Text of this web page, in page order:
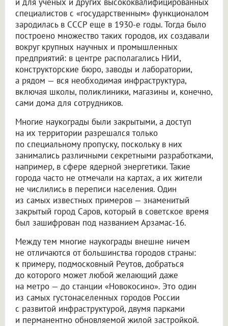
специалистов с «государственным» функционалом
зародилась в СССР еще в 1930-е годы. Тогда было
построено множество таких городов, их создавали
вокруг крупных научных и промышленных
предприятий: в центре располагались НИИ,
конструкторские бюро, заводы и лаборатории,
а рядом — вся необходимая инфраструктура,
включая школы, поликлиники, магазины и, конечно,
сами дома для сотрудников.
Многие наукограды были закрытыми, а доступ
на их территории разрешался только
по специальному пропуску, поскольку в них
занимались различными секретными разработками,
например, в сфере ядерной энергетики. Такие
города часто не отмечали на картах, а их жители
не числились в переписи населения. Один
из самых известных примеров — знаменитый
закрытый город Саров, который в советское время
был зашифрован под названием Арзамас-16.
Между тем многие наукограды внешне ничем
не отличаются от большинства городов страны:
к примеру, подмосковный Реутов, добраться
до которого может любой желающий даже
на метро — до станции «Новокосино». Это один
из самых густонаселенных городов России
с развитой инфраструктурой, двумя парками
и перманентно обновляемой жилой застройкой.